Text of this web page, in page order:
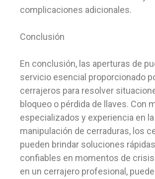
complicaciones adicionales.
Conclusión
En conclusión, las aperturas de
servicio esencial proporcionado
cerrajeros para resolver
bloqueo o pérdida de llaves. Con
especializados y experiencia en la
manipulación de cerraduras, los
pueden brindar soluciones
confiables en momentos de
en un cerrajero profesional,